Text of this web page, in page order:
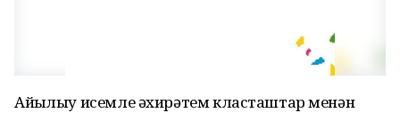
Айһылыу исемле әхирәтем класташтар менән